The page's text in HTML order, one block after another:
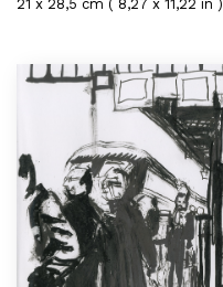
21 x 28,5 cm ( 8,27 x 11,22 in )